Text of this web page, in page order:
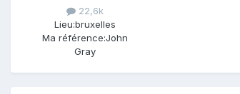
22,6k
Lieu:bruxelles
Ma référence:John
Gray